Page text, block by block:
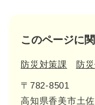
このページに
防災対策課 防
〒782-8501
高知県香美市土